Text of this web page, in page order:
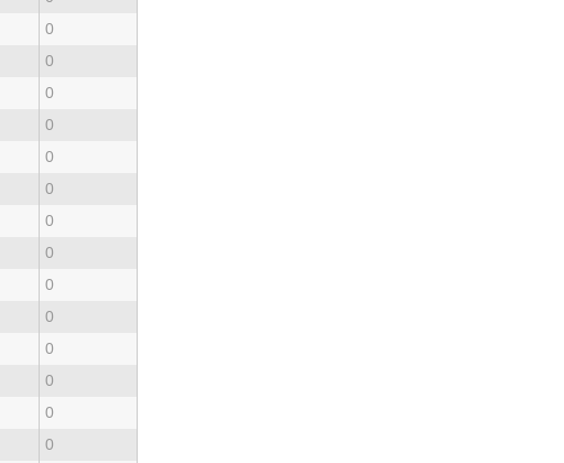
0
0
0
0
0
0
0
0
0
0
0
0
0
0